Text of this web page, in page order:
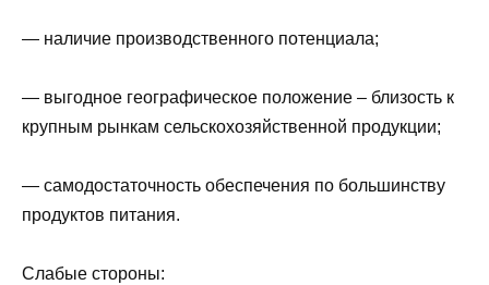
— наличие производственного потенциала;
— выгодное географическое положение – близость к
крупным рынкам сельскохозяйственной продукции;
— самодостаточность обеспечения по большинству
продуктов питания.
Слабые стороны: